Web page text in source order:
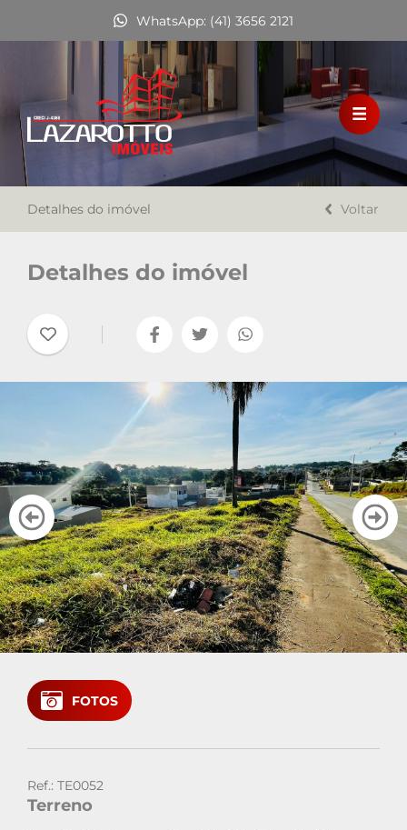
WhatsApp: (41) 3656 2121
HOME
VENDA
FINANCIAMENTO
CONTATO
Favoritos
Cadastre seu imóvel
Área do Cliente
Vendas: (41)
Locação: (41)
Detalhes do imóvel Voltar
Detalhes do imóvel
FOTOS
Ref.: TE0052
Terreno